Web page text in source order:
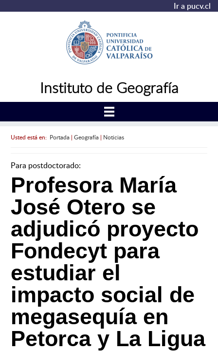
Ir a pucv.cl
Instituto de Geografía
Usted está en: Portada| Geografía| Noticias
Para postdoctorado:
Profesora María
José Otero se
adjudicó proyecto
Fondecyt para
estudiar el
impacto social de
megasequía en
Petorca y La Ligua